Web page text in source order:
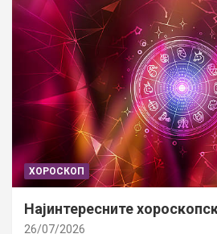
ХОРОСКОП
Најинтересните
26/07/2026